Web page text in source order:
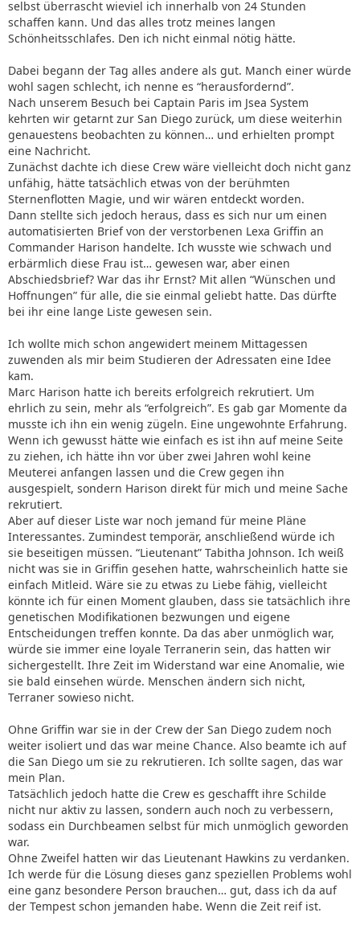
selbst überrascht wieviel ich innerhalb von 24 Stunden
schaffen kann. Und das alles trotz meines langen
Schönheitsschlafes. Den ich nicht einmal nötig hätte.
Dabei begann der Tag alles andere als gut. Manch einer würde
wohl sagen schlecht, ich nenne es “herausfordernd”.
Nach unserem Besuch bei Captain Paris im Jsea System
kehrten wir getarnt zur San Diego zurück, um diese weiterhin
genauestens beobachten zu können… und erhielten prompt
eine Nachricht.
Zunächst dachte ich diese Crew wäre vielleicht doch nicht ganz
unfähig, hätte tatsächlich etwas von der berühmten
Sternenflotten Magie, und wir wären entdeckt worden.
Dann stellte sich jedoch heraus, dass es sich nur um einen
automatisierten Brief von der verstorbenen Lexa Griffin an
Commander Harison handelte. Ich wusste wie schwach und
erbärmlich diese Frau ist… gewesen war, aber einen
Abschiedsbrief? War das ihr Ernst? Mit allen “Wünschen und
Hoffnungen” für alle, die sie einmal geliebt hatte. Das dürfte
bei ihr eine lange Liste gewesen sein.
Ich wollte mich schon angewidert meinem Mittagessen
zuwenden als mir beim Studieren der Adressaten eine Idee
kam.
Marc Harison hatte ich bereits erfolgreich rekrutiert. Um
ehrlich zu sein, mehr als “erfolgreich”. Es gab gar Momente da
musste ich ihn ein wenig zügeln. Eine ungewohnte Erfahrung.
Wenn ich gewusst hätte wie einfach es ist ihn auf meine Seite
zu ziehen, ich hätte ihn vor über zwei Jahren wohl keine
Meuterei anfangen lassen und die Crew gegen ihn
ausgespielt, sondern Harison direkt für mich und meine Sache
rekrutiert.
Aber auf dieser Liste war noch jemand für meine Pläne
Interessantes. Zumindest temporär, anschließend würde ich
sie beseitigen müssen. “Lieutenant” Tabitha Johnson. Ich weiß
nicht was sie in Griffin gesehen hatte, wahrscheinlich hatte sie
einfach Mitleid. Wäre sie zu etwas zu Liebe fähig, vielleicht
könnte ich für einen Moment glauben, dass sie tatsächlich ihre
genetischen Modifikationen bezwungen und eigene
Entscheidungen treffen konnte. Da das aber unmöglich war,
würde sie immer eine loyale Terranerin sein, das hatten wir
sichergestellt. Ihre Zeit im Widerstand war eine Anomalie, wie
sie bald einsehen würde. Menschen ändern sich nicht,
Terraner sowieso nicht.
Ohne Griffin war sie in der Crew der San Diego zudem noch
weiter isoliert und das war meine Chance. Also beamte ich auf
die San Diego um sie zu rekrutieren. Ich sollte sagen, das war
mein Plan.
Tatsächlich jedoch hatte die Crew es geschafft ihre Schilde
nicht nur aktiv zu lassen, sondern auch noch zu verbessern,
sodass ein Durchbeamen selbst für mich unmöglich geworden
war.
Ohne Zweifel hatten wir das Lieutenant Hawkins zu verdanken.
Ich werde für die Lösung dieses ganz speziellen Problems wohl
eine ganz besondere Person brauchen… gut, dass ich da auf
der Tempest schon jemanden habe. Wenn die Zeit reif ist.